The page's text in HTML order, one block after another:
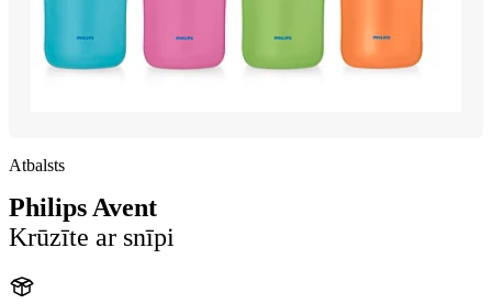
Atbalsts
Philips Avent
Krūzīte ar snīpi